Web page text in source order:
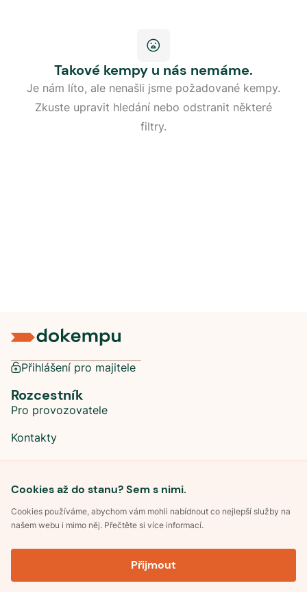
Takové kempy u nás nemáme.
Je nám líto, ale nenašli jsme požadované kempy.
Zkuste upravit hledání nebo odstranit některé
filtry.
Cookies až do stanu? Sem s nimi.
Cookies používáme, abychom vám mohli nabídnout co nejlepší služby na
našem webu i mimo něj. Přečtěte si více informací.
Přijmout
Přihlášení pro majitele
Rozcestník
Pro provozovatele
Kontakty
Sociální sítě